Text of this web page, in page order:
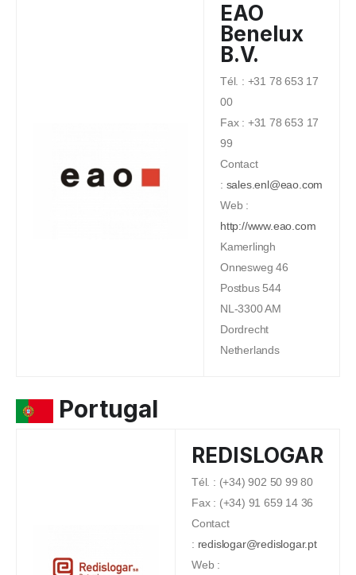
EAO
Benelux
B.V.
Tél. : +31 78 653 17
00
Fax : +31 78 653 17
99
Contact
: sales.enl@eao.com
Web :
http://www.eao.com
Kamerlingh
Onnesweg 46
Postbus 544
NL-3300 AM
Dordrecht
Netherlands
Portugal
REDISLOGAR
Tél. : (+34) 902 50 99 80
Fax : (+34) 91 659 14 36
Contact
: redislogar@redislogar.pt
Web :